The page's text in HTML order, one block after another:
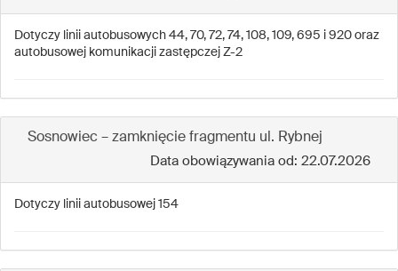
Dotyczy linii autobusowych 44, 70, 72, 74, 108, 109, 695 i 920 oraz
autobusowej komunikacji zastępczej Z-2
Sosnowiec – zamknięcie fragmentu ul. Rybnej
Data obowiązywania od: 22.07.2026
Dotyczy linii autobusowej 154